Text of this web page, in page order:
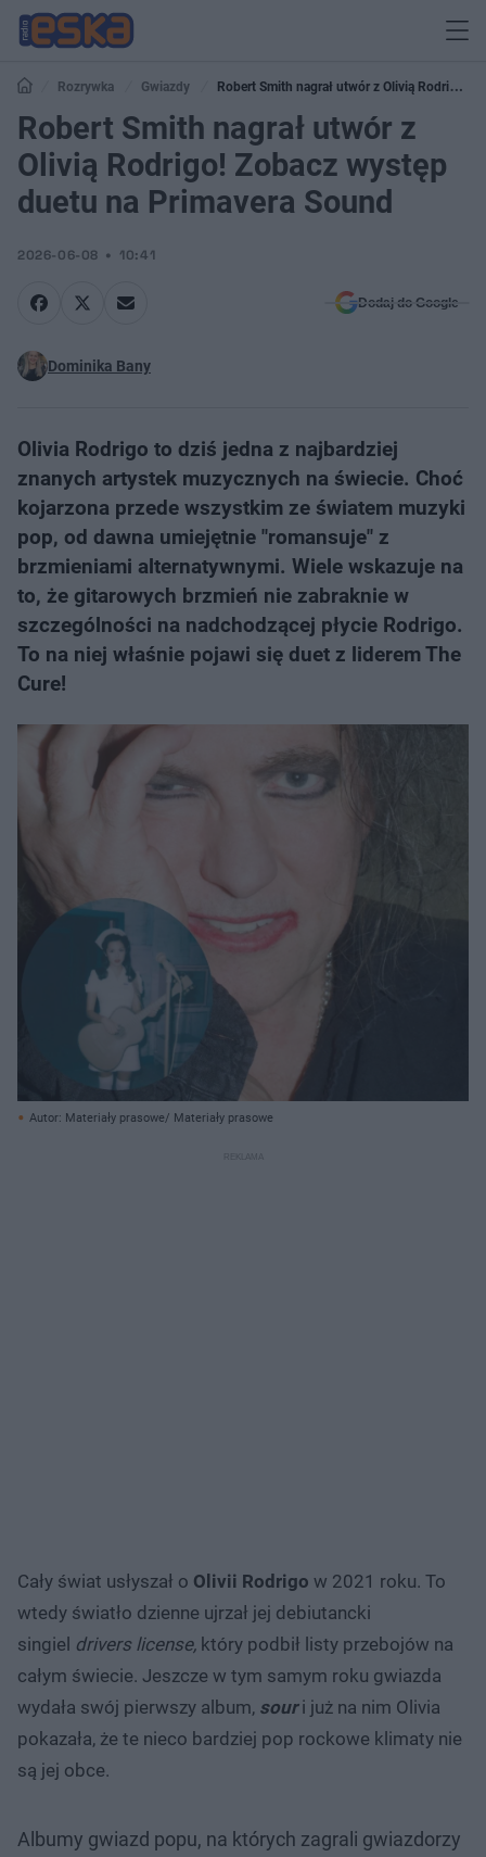
Rozrywka Gwiazdy
Robert Smith nagrał utwór z Olivią Rodrigo!
Zobacz występ duetu na Primavera Sound
Robert Smith nagrał utwór z
Olivią Rodrigo! Zobacz występ
duetu na Primavera Sound
2026-06-08 10:41
Dodaj do Google
Dominika Bany
Olivia Rodrigo to dziś jedna z najbardziej
znanych artystek muzycznych na świecie. Choć
kojarzona przede wszystkim ze światem muzyki
pop, od dawna umiejętnie "romansuje" z
brzmieniami alternatywnymi. Wiele wskazuje na
to, że gitarowych brzmień nie zabraknie w
szczególności na nadchodzącej płycie Rodrigo.
To na niej właśnie pojawi się duet z liderem The
Cure!
Autor: Materiały prasowe/ Materiały prasowe
Cały świat usłyszał o Olivii Rodrigo w 2021 roku. To
wtedy światło dzienne ujrzał jej debiutancki
singiel drivers license, który podbił listy przebojów na
całym świecie. Jeszcze w tym samym roku gwiazda
wydała swój pierwszy album, souri już na nim Olivia
pokazała, że te nieco bardziej pop rockowe klimaty nie
są jej obce.
Albumy gwiazd popu, na których zagrali gwiazdorzy